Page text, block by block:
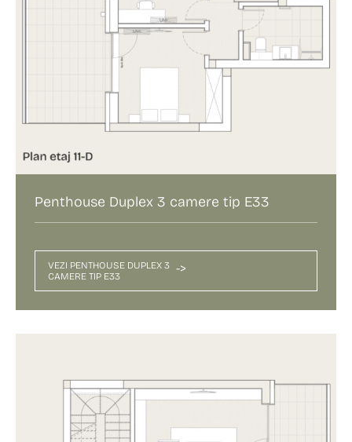
Penthouse Duplex 3 camere tip E33
VEZI PENTHOUSE DUPLEX 3
CAMERE TIP E33
->